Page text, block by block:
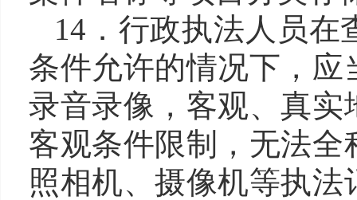
14．行政执法人员在
条件允许的情况下，
录音录像，客观、真
客观条件限制，无法
照相机、摄像机等执